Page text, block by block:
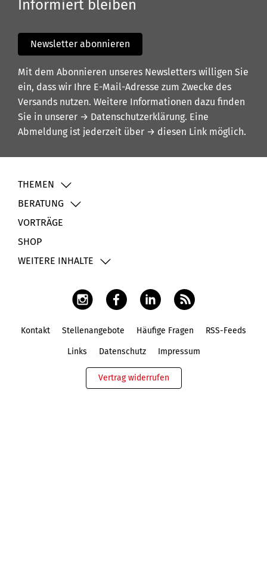
Informiert bleiben
Newsletter abonnieren
Mit dem Abonnieren unseres Newsletters willigen Sie
ein, dass wir Ihre E-Mail-Adresse zum Zwecke des
Versands nutzen. Weitere Informationen dazu finden
Sie in unserer → Datenschutzerklärung. Eine
Abmeldung ist jederzeit über → diesen Link möglich.
THEMEN
BERATUNG
VORTRÄGE
SHOP
WEITERE INHALTE
Kontakt Stellenangebote Häufige Fragen RSS-Feeds
Links Datenschutz Impressum
Vertrag widerrufen